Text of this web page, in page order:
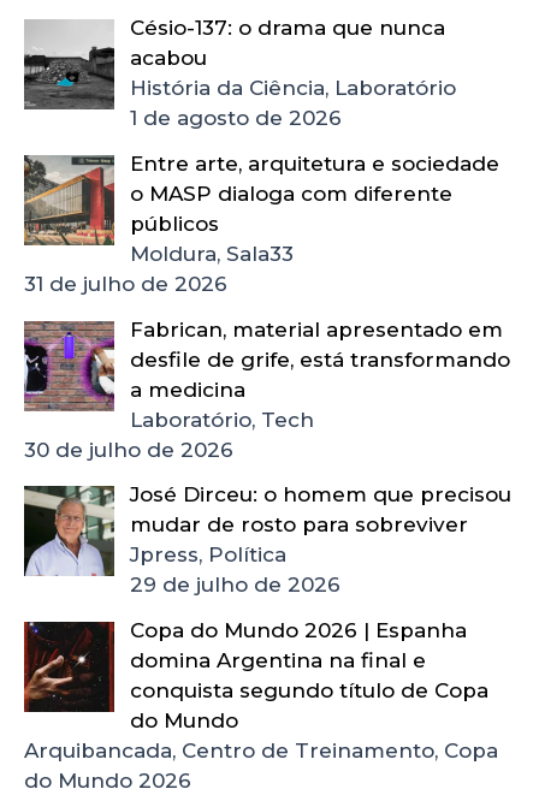
Césio-137: o drama que nunca
acabou
História da Ciência, Laboratório
1 de agosto de 2026
Entre arte, arquitetura e sociedade
o MASP dialoga com diferente
públicos
Moldura, Sala33
31 de julho de 2026
Fabrican, material apresentado em
desfile de grife, está transformando
a medicina
Laboratório, Tech
30 de julho de 2026
José Dirceu: o homem que precisou
mudar de rosto para sobreviver
Jpress, Política
29 de julho de 2026
Copa do Mundo 2026 | Espanha
domina Argentina na final e
conquista segundo título de Copa
do Mundo
Arquibancada, Centro de Treinamento, Copa
do Mundo 2026